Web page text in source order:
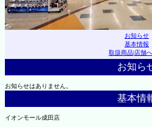
お知らせ
基本情報
取扱商品|店舗
お知ら
お知らせはありません。
基本情
イオンモール成田店